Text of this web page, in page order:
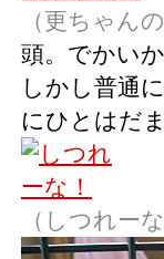
（更ちゃん
頭。でかい
しかし普通
にひとはだ
（しつれー